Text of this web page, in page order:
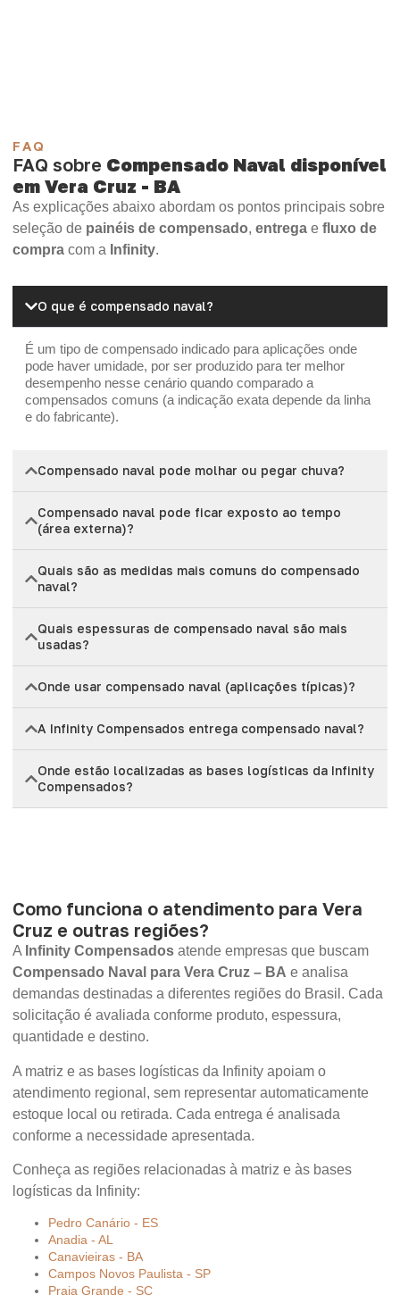
FAQ
FAQ sobre Compensado Naval disponível
em Vera Cruz - BA
As explicações abaixo abordam os pontos principais sobre
seleção de painéis de compensado, entrega e fluxo de
compra com a Infinity.
O que é compensado naval?
É um tipo de compensado indicado para aplicações onde
pode haver umidade, por ser produzido para ter melhor
desempenho nesse cenário quando comparado a
compensados comuns (a indicação exata depende da linha
e do fabricante).
Compensado naval pode molhar ou pegar chuva?
Compensado naval pode ficar exposto ao tempo
(área externa)?
Quais são as medidas mais comuns do compensado
naval?
Quais espessuras de compensado naval são mais
usadas?
Onde usar compensado naval (aplicações típicas)?
A Infinity Compensados entrega compensado naval?
Onde estão localizadas as bases logísticas da Infinity
Compensados?
Como funciona o atendimento para Vera
Cruz e outras regiões?
A Infinity Compensados atende empresas que buscam
Compensado Naval para Vera Cruz – BA e analisa
demandas destinadas a diferentes regiões do Brasil. Cada
solicitação é avaliada conforme produto, espessura,
quantidade e destino.
A matriz e as bases logísticas da Infinity apoiam o
atendimento regional, sem representar automaticamente
estoque local ou retirada. Cada entrega é analisada
conforme a necessidade apresentada.
Conheça as regiões relacionadas à matriz e às bases
logísticas da Infinity:
Pedro Canário - ES
Anadia - AL
Canavieiras - BA
Campos Novos Paulista - SP
Praia Grande - SC